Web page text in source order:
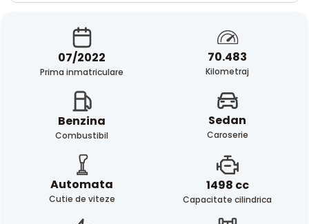
07/2022
Prima inmatriculare
70.483
Kilometraj
Benzina
Combustibil
Sedan
Caroserie
Automata
Cutie de viteze
1498 cc
Capacitate cilindrica